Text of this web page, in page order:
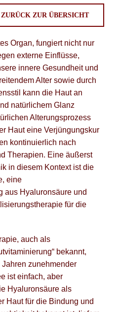
Po
Blog
Suche
ZURÜCK ZUR ÜBERSICHT
Organ, fungiert nicht nur
externe Einflüsse,
innere Gesundheit und
Alter sowie durch
kann die Haut an
natürlichem Glanz
Alterungsprozess
Haut eine Verjüngungskur
kontinuierlich nach
Therapien. Eine äußerst
in diesem Kontext ist die
eine
aus Hyaluronsäure und
für die
auch als
bekannt,
zunehmender
ist einfach, aber
Hyaluronsäure als
Haut für die Bindung und